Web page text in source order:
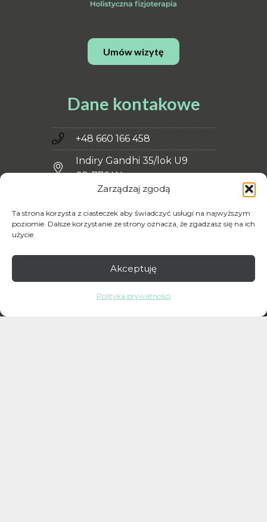
Zarządzaj zgodą
Ta strona korzysta z ciasteczek aby świadczyć usługi na najwyższym
poziomie. Dalsze korzystanie ze strony oznacza, że zgadzasz się na ich
użycie.
Akceptuję
Polityka prywatności
Umów wizytę
Dane kontakowe
+48 660 166 458
Indiry Gandhi 35/lok U9
02-776 Warszawa
kontakt.hthclinic@gmail.com
Polityka prywatności